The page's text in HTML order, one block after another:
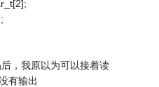
，我原以为可以接着读
有输出